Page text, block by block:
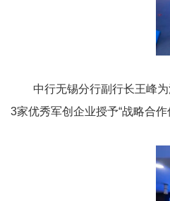
中行无锡分行副行长王峰
3家优秀军创企业授予“战略合作